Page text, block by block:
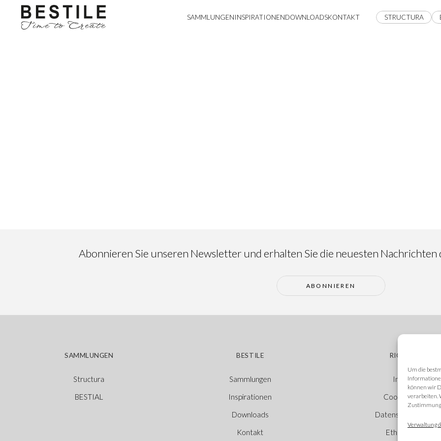
Um die
können wir
verarbeiten.
Zustimmung
Verwaltung
SAMMLUNGENINSPIRATIONENDOWNLOADSKONTAKT STRUCTURA
Abonnieren Sie unseren Newsletter und erhalten Sie die neuesten
ABONNIEREN
SAMMLUNGEN
Structura
BESTIAL
BESTILE
Sammlungen
Inspirationen
Downloads
Kontakt
RICHTLINIEN
Impressum
Cookie-Richtlinie
Ethischer Kanal